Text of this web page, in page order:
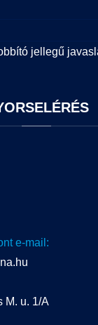
jellegű
e-mail:
M. u. 1/A